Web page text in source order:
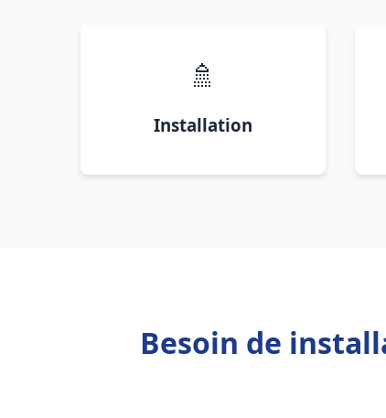
🚿
Installation
Besoin de